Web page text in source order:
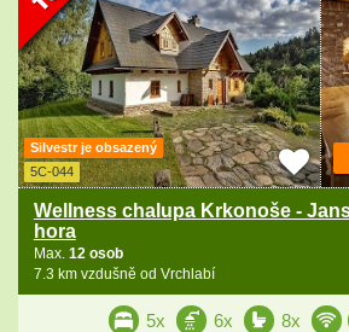
Silvestr je obsazený
5C-044
Wellness chalupa Krkonoše -
hora
Max. 12 osob
7.3 km vzdušně od Vrchlabí
5x 6x 8x